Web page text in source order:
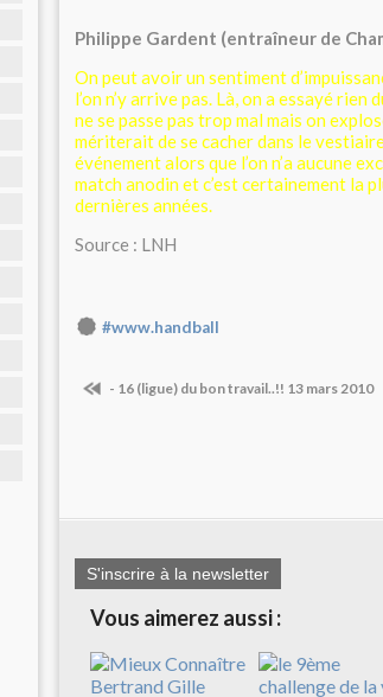
Philippe Gardent (entraîneur de
On peut avoir un sentiment
l’on n’y arrive pas. Là, on a essayé
ne se passe pas trop mal mais on
mériterait de se cacher dans le
événement alors que l’on n’a aucune
match anodin et c’est certainement la
dernières années.
Source : LNH
#www.handball
- 16 (ligue) du bon travail..!! 13 mars 2010
S'inscrire à la newsletter
Vous aimerez aussi :